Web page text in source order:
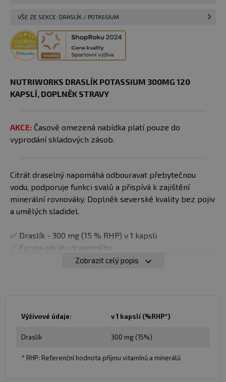
VŠE ZE SEKCE: DRASLÍK / POTASSIUM
NUTRIWORKS DRASLÍK POTASSIUM 300MG 120
KAPSLÍ​​, DOPLNĚK STRAVY
AKCE: Časově omezená nabídka platí pouze do
vyprodání skladových zásob.
Citrát draselný napomáhá odbouravat přebytečnou
vodu, podporuje funkci svalů a přispívá k zajištění
minerální rovnováky. Doplněk severské kvality bez pojiv
a umělých sladidel.
✅ Draslík - 300 mg (15 % RHP) v 1 kapsli
✅ Forma citrátu draselného
✅ Odbourávání přebytečné vody
✅ Neobsahuje umělá sladidla
✅ Neobsahuje pojiva
Kdy potřebujeme draslík? Když potřebujeme z
Zobrazit celý popis
Výživové údaje: v 1 kapslí (%RHP*)
Draslík 300 mg (15%)
* RHP: Referenční hodnota příjmu vitamínů a minerálů